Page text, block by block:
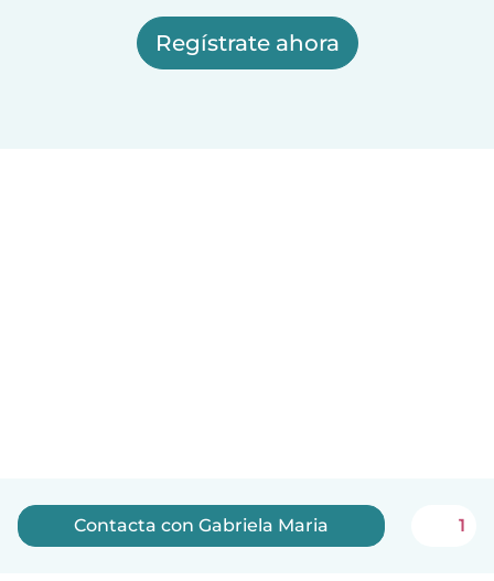
Regístrate ahora
Contacta con Gabriela Maria 1